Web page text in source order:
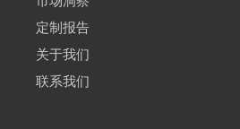
定制报告
关于我们
联系我们